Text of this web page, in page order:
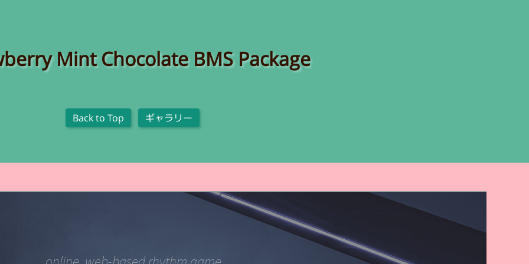
Mint Chocolate BMS Package
Back to Top ギャラリー